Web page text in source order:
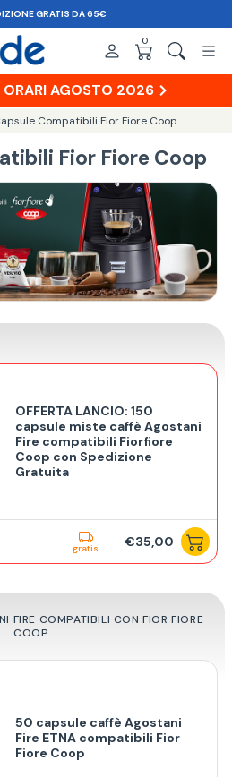
CONSEGNA IN 48H
0
ORARI AGOSTO 2026
Compatibili Fior Fiore Coop
Fior Fiore Coop
OFFERTA LANCIO: 150
capsule miste caffè Agostani
Fire compatibili Fiorfiore
Coop con Spedizione
Gratuita
gratis €35,00
FIRE COMPATIBILI CON FIOR FIORE
COOP
50 capsule caffè Agostani
Fire ETNA compatibili Fior
Fiore Coop